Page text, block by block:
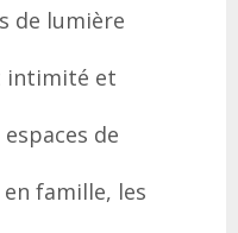
de lumière
intimité et
de
famille, les